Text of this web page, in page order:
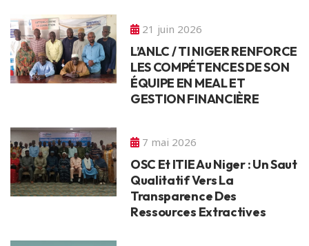
21 juin 2026
L’ANLC / TI NIGER RENFORCE
LES COMPÉTENCES DE SON
ÉQUIPE EN MEAL ET
GESTION FINANCIÈRE
7 mai 2026
OSC Et ITIE Au Niger : Un Saut
Qualitatif Vers La
Transparence Des
Ressources Extractives